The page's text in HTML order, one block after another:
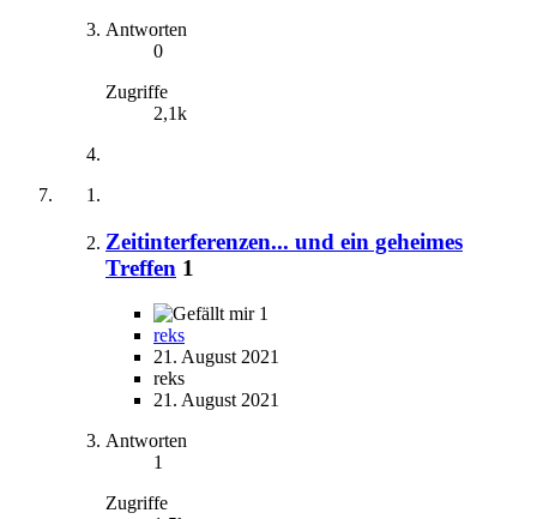
Antworten
0
Zugriffe
2,1k
Zeitinterferenzen... und ein geheimes
Treffen 1
1
reks
21. August 2021
reks
21. August 2021
Antworten
1
Zugriffe